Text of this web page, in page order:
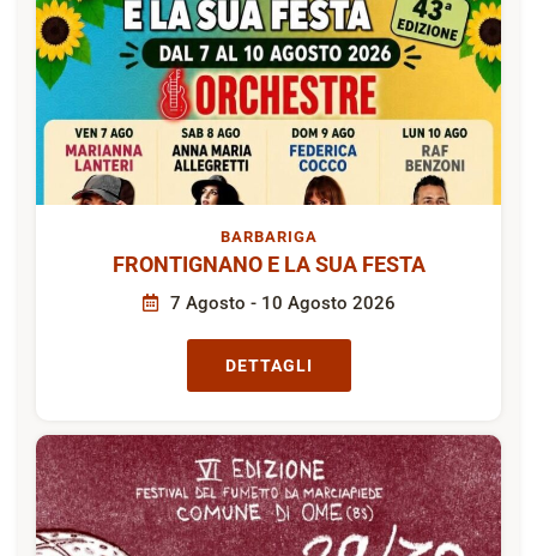
BARBARIGA
FRONTIGNANO E LA SUA FESTA
7 Agosto - 10 Agosto 2026
DETTAGLI